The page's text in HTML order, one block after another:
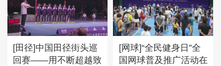
[田径]中国田径街头巡
回赛——用不断超越致
[网球]“全民健身日”全
国网球普及推广活动在